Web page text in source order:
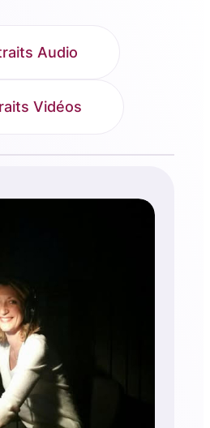
Audio
Vidéos